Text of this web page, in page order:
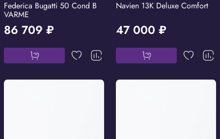
Federica Bugatti 50 Cond B
VARME
86 709 ₽
Navien 13K Deluxe Comfort
47 000 ₽